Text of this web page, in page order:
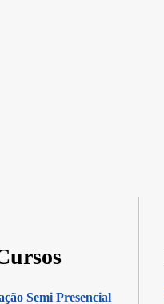
Semi Presencial